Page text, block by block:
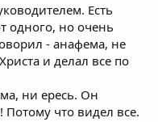
Есть
одного, но очень
- анафема, не
и делал все по
ни ересь. Он
Потому что видел все.